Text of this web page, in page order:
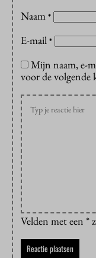
Naam *
E-mail *
Mijn naam, e-
voor de volgende
Velden met een *